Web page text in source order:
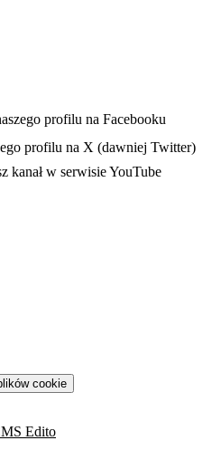
w nowej karcieprofilu na Facebooku
profilu na X (dawniej Twitter)
w nowej karcie
kanał w serwisie YouTube
cookie
Edito